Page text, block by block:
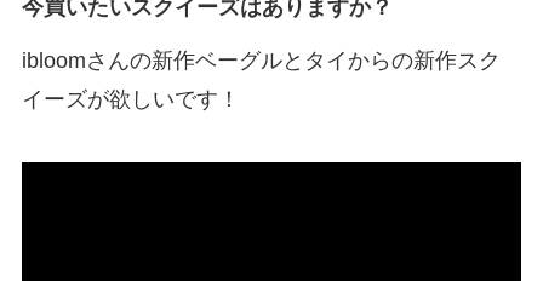
今買いたいスクイーズはありますか？
ibloomさんの新作ベーグルとタイからの新作スク
イーズが欲しいです！